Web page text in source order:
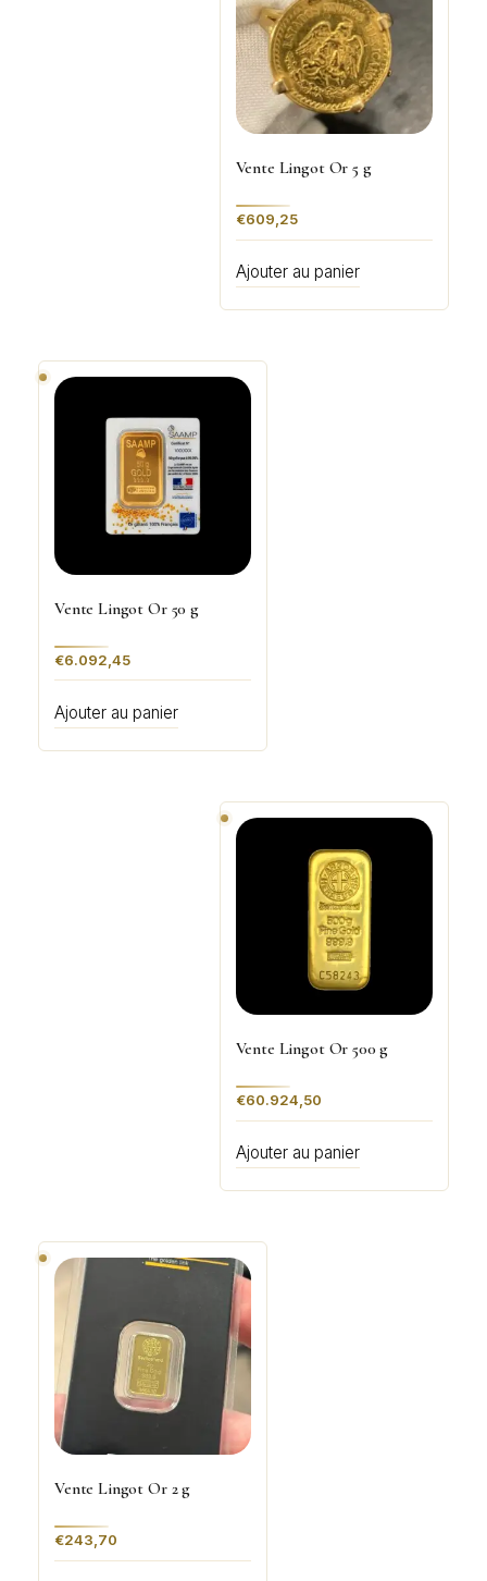
Vente Lingot Or 5 g
€609,25
Ajouter au panier
Vente Lingot Or 50 g
€6.092,45
Ajouter au panier
Vente Lingot Or 500 g
€60.924,50
Ajouter au panier
Vente Lingot Or 2 g
€243,70